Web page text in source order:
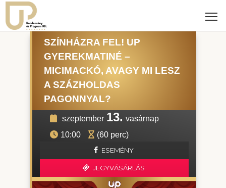
SZÍNHÁZRA FEL! UP
GYEREKMATINÉ –
MICIMACKÓ, AVAGY MI LESZ
A SZÁZHOLDAS
PAGONNYAL?
szeptember 13. vasárnap
10:00
(60 perc)
ESEMÉNY
JEGYVÁSÁRLÁS